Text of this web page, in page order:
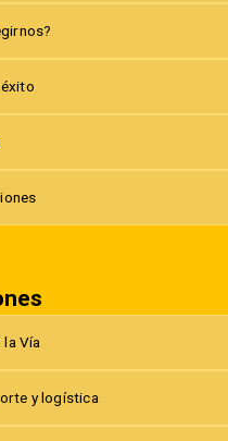
la Vía
y logística